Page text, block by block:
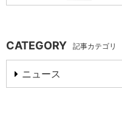
CATEGORY 記事カテゴリ
ニュース